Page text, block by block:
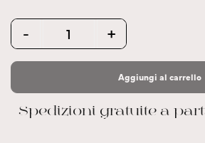
Quantity
- +
Aggiungi al carrello
Spedizioni gratuite a